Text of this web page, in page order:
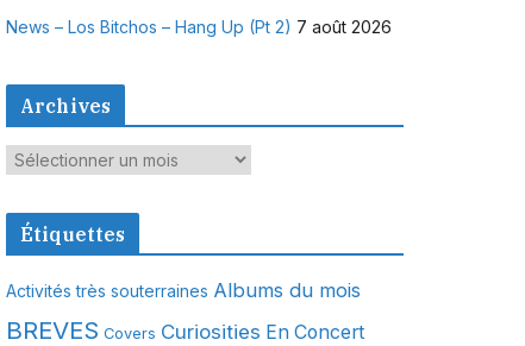
News – Los Bitchos – Hang Up (Pt 2) 7 août 2026
Archives
A
c
e
Étiquettes
Activités très souterraines Albums du mois
BREVES Covers Curiosities En Concert